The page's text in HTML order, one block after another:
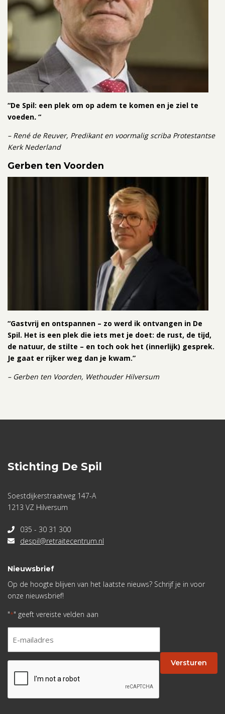
“De Spil: een plek om op adem te komen en je ziel te
voeden. “
– René de Reuver, Predikant en voormalig scriba Protestantse
Kerk Nederland
Gerben ten Voorden
“Gastvrij en ontspannen – zo werd ik ontvangen in De
Spil. Het is een plek die iets met je doet: de rust, de tijd,
de natuur, de stilte – en toch ook het (innerlijk) gesprek.
Je gaat er rijker weg dan je kwam.”
– Gerben ten Voorden, Wethouder Hilversum
Stichting De Spil
Soestdijkerstraatweg 147-A
1213 VZ Hilversum
035 - 30 31 300
despil@retraitecentrum.nl
Nieuwsbrief
Op de hoogte blijven van het laatste nieuws? Schrijf je in voor
onze nieuwsbrief!
"*" geeft vereiste velden aan
* Versturen